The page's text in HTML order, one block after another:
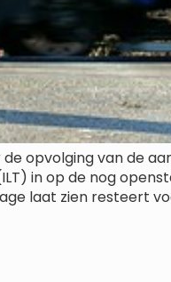
opvolging van de
in op de nog
laat zien resteert